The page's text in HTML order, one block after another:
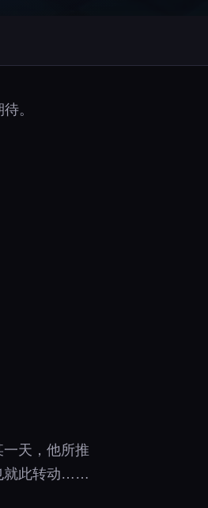
。
天，他所推
就此转动……